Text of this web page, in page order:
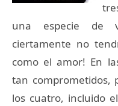
una especie de
ciertamente no
como el amor! En
tan comprometidos,
los cuatro, incluido